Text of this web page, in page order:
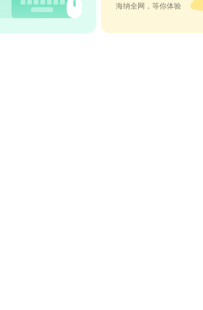
海纳全网，等你体验